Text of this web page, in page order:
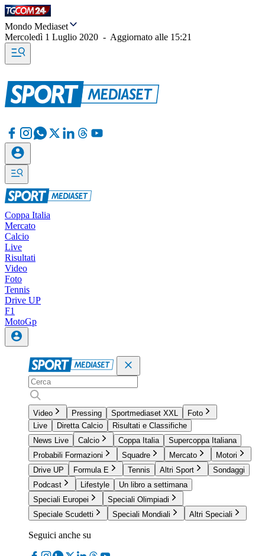
Mondo Mediaset
Mercoledì 1 Luglio 2020 - Aggiornato alle 15:21
Coppa Italia
Mercato
Calcio
Live
Risultati
Video
Foto
Tennis
Drive UP
F1
MotoGp
Video Pressing Sportmediaset XXL
Foto
Live
Diretta Calcio
Risultati e Classifiche
News Live
Calcio Coppa Italia
Supercoppa Italiana
Probabili Formazioni
Squadre Mercato
Motori
Drive UP
Formula E Tennis Altri Sport
Sondaggi
Podcast
Lifestyle
Un libro a settimana
Speciali Europei
Speciali Olimpiadi
Speciale Scudetti
Speciali Mondiali Altri Speciali
Seguici anche su